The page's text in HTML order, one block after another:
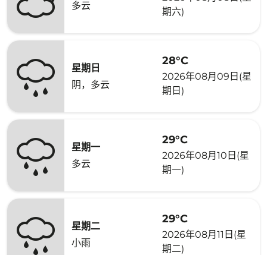
多云
期六)
星期日
阴，多云
28°C
2026年08月09日(星
期日)
星期一
多云
29°C
2026年08月10日(星
期一)
星期二
小雨
29°C
2026年08月11日(星
期二)